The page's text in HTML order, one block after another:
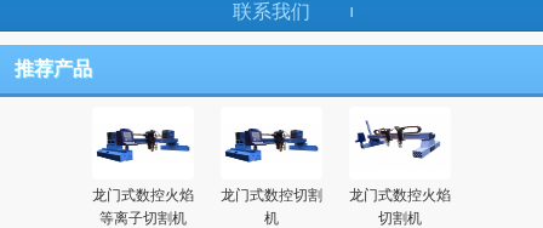
联系我们
推荐产品
龙门式数控火焰
等离子切割机
龙门式数控切割
机
龙门式数控火焰
切割机